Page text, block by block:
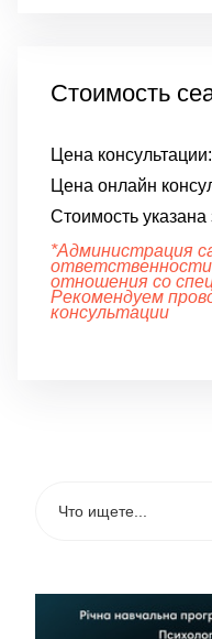
Стоимость
Цена консультации:
Цена онлайн
Стоимость указана
*Администрация
отношения со
Рекомендуем
консультации